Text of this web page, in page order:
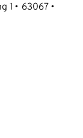
1
63067